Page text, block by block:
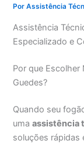
PorAssistência
Assistência
Especializado e
Por que Escolher
Guedes?
Quando seu
umaassistência
soluções rápidas